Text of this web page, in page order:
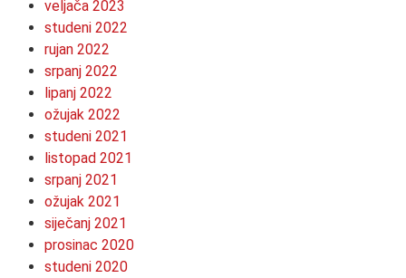
veljača 2023
studeni 2022
rujan 2022
srpanj 2022
lipanj 2022
ožujak 2022
studeni 2021
listopad 2021
srpanj 2021
ožujak 2021
siječanj 2021
prosinac 2020
studeni 2020